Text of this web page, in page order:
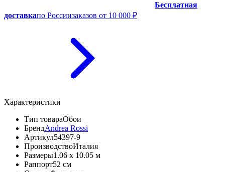
Бесплатная
доставкапо Россиизаказов от 10 000 ₽
Характеристики
Тип товараОбои
БрендAndrea Rossi
Артикул54397-9
ПроизводствоИталия
Размеры1.06 x 10.05 м
Раппорт52 см